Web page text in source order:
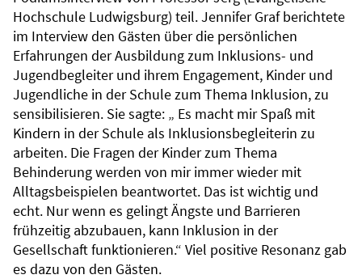
Hochschule Ludwigsburg) teil. Jennifer Graf berichtete
im Interview den Gästen über die persönlichen
Erfahrungen der Ausbildung zum Inklusions- und
Jugendbegleiter und ihrem Engagement, Kinder und
Jugendliche in der Schule zum Thema Inklusion, zu
sensibilisieren. Sie sagte: „ Es macht mir Spaß mit
Kindern in der Schule als Inklusionsbegleiterin zu
arbeiten. Die Fragen der Kinder zum Thema
Behinderung werden von mir immer wieder mit
Alltagsbeispielen beantwortet. Das ist wichtig und
echt. Nur wenn es gelingt Ängste und Barrieren
frühzeitig abzubauen, kann Inklusion in der
Gesellschaft funktionieren.“ Viel positive Resonanz gab
es dazu von den Gästen.